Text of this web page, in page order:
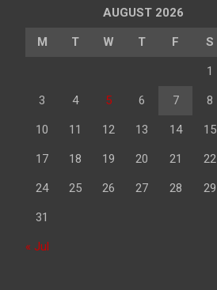
AUGUST 2026
M T W T F S
1
3 4 5 6 7 8
10 11 12 13 14 15
17 18 19 20 21 22
24 25 26 27 28 29
31
« Jul